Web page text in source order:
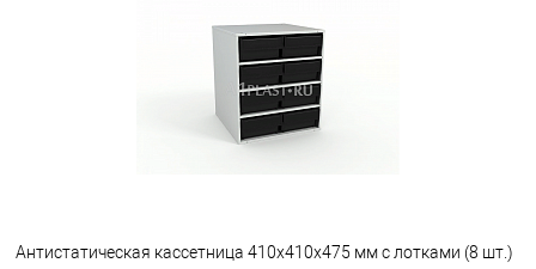
Антистатическая кассетница 410х410х475 мм с лотками (8 шт.)